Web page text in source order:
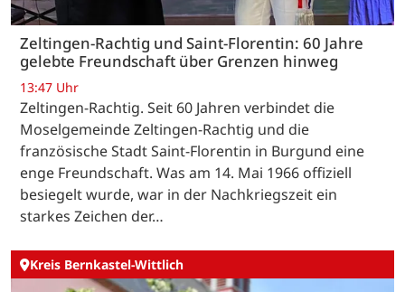
Zeltingen-Rachtig und Saint-Florentin: 60 Jahre
gelebte Freundschaft über Grenzen hinweg
13:47 Uhr
Zeltingen-Rachtig. Seit 60 Jahren verbindet die
Moselgemeinde Zeltingen-Rachtig und die
französische Stadt Saint-Florentin in Burgund eine
enge Freundschaft. Was am 14. Mai 1966 offiziell
besiegelt wurde, war in der Nachkriegszeit ein
starkes Zeichen der…
Kreis Bernkastel-Wittlich